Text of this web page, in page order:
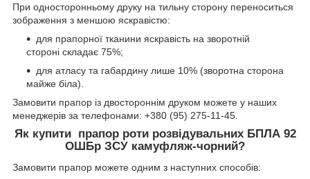
При односторонньому друку на тильну сторону переноситься
зображення з меншою яскравістю:
для прапорної тканини яскравість на зворотній
стороні складає 75%;
для атласу та габардину лише 10% (зворотна сторона
майже біла).
Замовити прапор із двостороннім друком можете у наших
менеджерів за телефонами: +380 (95) 275-11-45.
Як купити прапор роти розвідувальних БПЛА 92
ОШБр ЗСУ камуфляж-чорний?
Замовити прапор можете одним з наступних способів: